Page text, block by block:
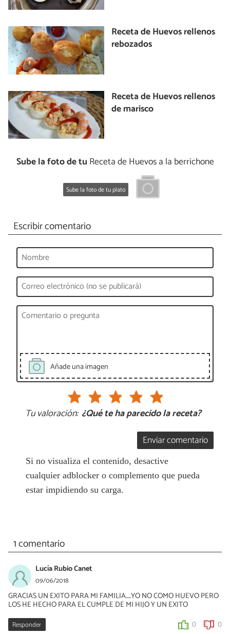
Receta de Huevos rellenos
rebozados
Receta de Huevos rellenos
de marisco
Sube la foto de tu Receta de Huevos a la berrichone
Sube la foto de tu plato
Escribir comentario
Añade una imagen
Tu valoración: ¿Qué te ha parecido la receta?
Enviar comentario
Si no visualiza el contenido, desactive
cualquier adblocker o complemento que pueda
estar impidiendo su carga.
1 comentario
Lucía Rubio Canet
09/06/2018
GRACIAS UN EXITO PARA MI FAMILIA.....YO NO COMO HUEVO PERO
LOS HE HECHO PARA EL CUMPLE DE MI HIJO Y UN EXITO
Responder 0 0